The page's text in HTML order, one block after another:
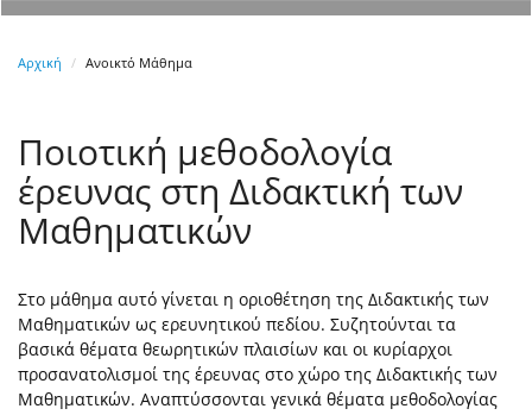
Αρχική Ανοικτό Μάθημα
Ποιοτική μεθοδολογία
έρευνας στη Διδακτική των
Μαθηματικών
Στο μάθημα αυτό γίνεται η οριοθέτηση της Διδακτικής των
Μαθηματικών ως ερευνητικού πεδίου. Συζητούνται τα
βασικά θέματα θεωρητικών πλαισίων και οι κυρίαρχοι
προσανατολισμοί της έρευνας στο χώρο της Διδακτικής των
Μαθηματικών. Αναπτύσσονται γενικά θέματα μεθοδολογίας